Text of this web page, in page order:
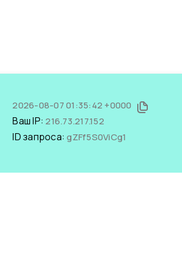
2026-08-07 01:35:42 +0000
Ваш IP:216.73.217.152
ID запроса:gZFf5S0ViCg1